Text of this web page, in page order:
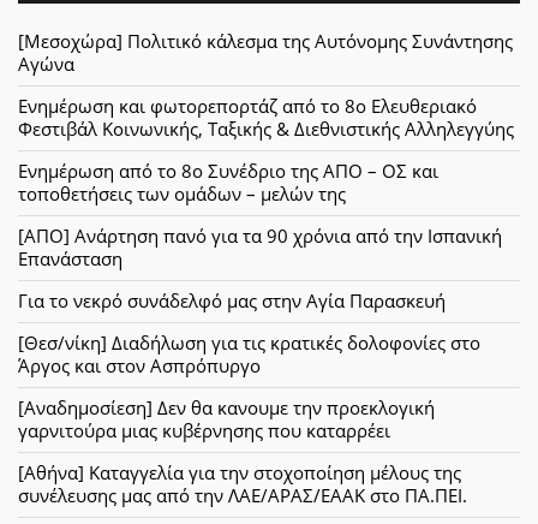
[Μεσοχώρα] Πολιτικό κάλεσμα της Αυτόνομης Συνάντησης
Αγώνα
Ενημέρωση και φωτορεπορτάζ από το 8ο Ελευθεριακό
Φεστιβάλ Κοινωνικής, Ταξικής & Διεθνιστικής Αλληλεγγύης
Ενημέρωση από το 8ο Συνέδριο της ΑΠΟ – ΟΣ και
τοποθετήσεις των ομάδων – μελών της
[ΑΠΟ] Ανάρτηση πανό για τα 90 χρόνια από την Ισπανική
Επανάσταση
Για το νεκρό συνάδελφό μας στην Αγία Παρασκευή
[Θεσ/νίκη] Διαδήλωση για τις κρατικές δολοφονίες στο
Άργος και στον Ασπρόπυργο
[Αναδημοσίεση] Δεν θα κανουμε την προεκλογική
γαρνιτούρα μιας κυβέρνησης που καταρρέει
[Αθήνα] Καταγγελία για την στοχοποίηση μέλους της
συνέλευσης μας από την ΛΑΕ/ΑΡΑΣ/ΕΑΑΚ στο ΠΑ.ΠΕΙ.